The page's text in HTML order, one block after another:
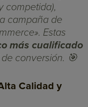
competida),
campaña de
Estas
más cualificado
conversión. 🎯
Calidad y